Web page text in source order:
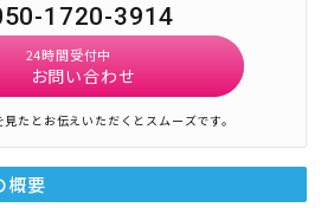
1720-3914
24時間受付中
お問い合わせ
たとお伝えいただくとスムーズです。
概要